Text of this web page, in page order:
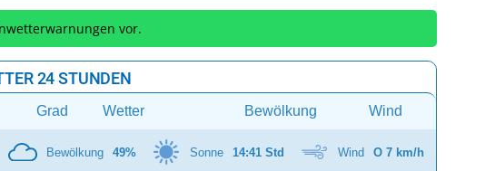
vor.
24 STUNDEN
Grad Wetter Bewölkung Wind
Bewölkung 49% Sonne 14:41 Std Wind O 7 km/h